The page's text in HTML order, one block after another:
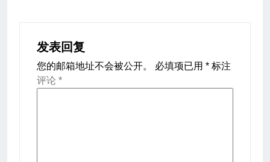
发表回复
您的邮箱地址不会被公开。 必填项已用 * 标注
评论 *